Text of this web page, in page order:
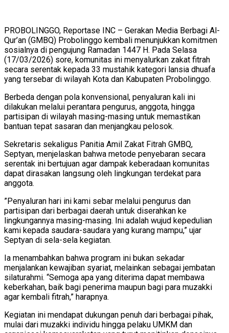
​PROBOLINGGO, Reportase INC – Gerakan Media Berbagi Al-
Qur’an (GMBQ) Probolinggo kembali menunjukkan komitmen
sosialnya di pengujung Ramadan 1447 H. Pada Selasa
(17/03/2026) sore, komunitas ini menyalurkan zakat fitrah
secara serentak kepada 33 mustahik kategori lansia dhuafa
yang tersebar di wilayah Kota dan Kabupaten Probolinggo.
​Berbeda dengan pola konvensional, penyaluran kali ini
dilakukan melalui perantara pengurus, anggota, hingga
partisipan di wilayah masing-masing untuk memastikan
bantuan tepat sasaran dan menjangkau pelosok.
​Sekretaris sekaligus Panitia Amil Zakat Fitrah GMBQ,
Septyan, menjelaskan bahwa metode penyebaran secara
serentak ini bertujuan agar dampak keberadaan komunitas
dapat dirasakan langsung oleh lingkungan terdekat para
anggota.
​”Penyaluran hari ini kami sebar melalui pengurus dan
partisipan dari berbagai daerah untuk diserahkan ke
lingkungannya masing-masing. Ini adalah wujud kepedulian
kami kepada saudara-saudara yang kurang mampu,” ujar
Septyan di sela-sela kegiatan.
​Ia menambahkan bahwa program ini bukan sekadar
menjalankan kewajiban syariat, melainkan sebagai jembatan
silaturahmi. “Semoga apa yang diterima dapat membawa
keberkahan, baik bagi penerima maupun bagi para muzakki
agar kembali fitrah,” harapnya.
​Kegiatan ini mendapat dukungan penuh dari berbagai pihak,
mulai dari muzakki individu hingga pelaku UMKM dan